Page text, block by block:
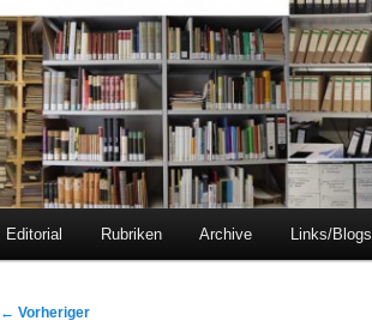
Zum
Zum
Editorial Rubriken Archive Links/Blogs
Beitragsnavigation
← Vorheriger